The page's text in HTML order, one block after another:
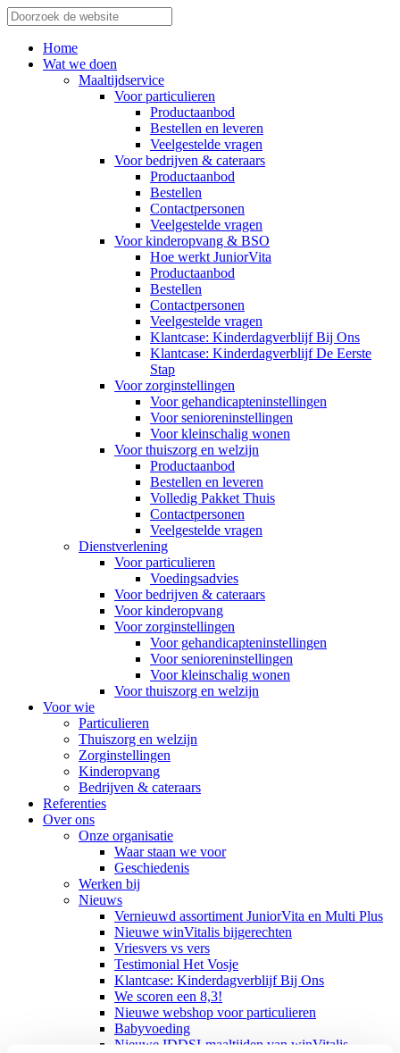
Home
Wat we doen
Maaltijdservice
Voor particulieren
Productaanbod
Bestellen en leveren
Veelgestelde vragen
Voor bedrijven & cateraars
Productaanbod
Bestellen
Contactpersonen
Veelgestelde vragen
Voor kinderopvang & BSO
Hoe werkt JuniorVita
Productaanbod
Bestellen
Contactpersonen
Veelgestelde vragen
Klantcase: Kinderdagverblijf Bij Ons
Klantcase: Kinderdagverblijf De Eerste
Stap
Voor zorginstellingen
Voor gehandicapteninstellingen
Voor senioreninstellingen
Voor kleinschalig wonen
Voor thuiszorg en welzijn
Productaanbod
Bestellen en leveren
Volledig Pakket Thuis
Contactpersonen
Veelgestelde vragen
Dienstverlening
Voor particulieren
Voedingsadvies
Voor bedrijven & cateraars
Voor kinderopvang
Voor zorginstellingen
Voor gehandicapteninstellingen
Voor senioreninstellingen
Voor kleinschalig wonen
Voor thuiszorg en welzijn
Voor wie
Particulieren
Thuiszorg en welzijn
Zorginstellingen
Kinderopvang
Bedrijven & cateraars
Referenties
Over ons
Onze organisatie
Waar staan we voor
Geschiedenis
Werken bij
Nieuws
Vernieuwd assortiment JuniorVita en Multi Plus
Nieuwe winVitalis bijgerechten
Vriesvers vs vers
Testimonial Het Vosje
Klantcase: Kinderdagverblijf Bij Ons
We scoren een 8,3!
Nieuwe webshop voor particulieren
Babyvoeding
Nieuwe IDDSI-maaltijden van winVitalis